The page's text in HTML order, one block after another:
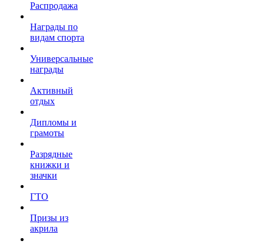
Распродажа
Награды по
видам спорта
Универсальные
награды
Активный
отдых
Дипломы и
грамоты
Разрядные
книжки и
значки
ГТО
Призы из
акрила